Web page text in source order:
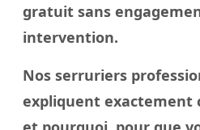
gratuit sans
intervention.
Nos serruriers
expliquent exactement